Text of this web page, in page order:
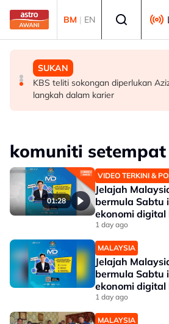
Skip to main content
BM | EN
MALAYSIA
Ismail terajui tiga portfolio
Sembilan
MALAYSIA
PM Anwar makan tengah hari,
restoran salai Alor Gajah
SUKAN
KBS teliti sokongan diperlukan
langkah dalam karier
komuniti setempat
01:28
VIDEO TERKINI &
Jelajah
bermula Sabtu
ekonomi digital
setempat
1 day ago
MALAYSIA
Jelajah
bermula Sabtu
ekonomi digital
setempat
1 day ago
MALAYSIA